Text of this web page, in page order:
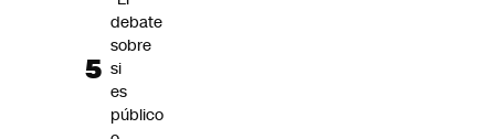
debate
sobre
si
es
público